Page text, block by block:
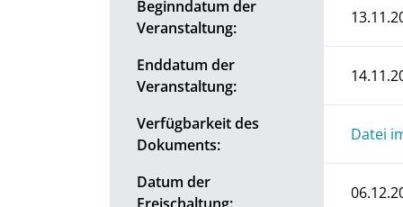
Beginndatum der
Veranstaltung:
Enddatum der
Veranstaltung:
Verfügbarkeit des
Dokuments:
Datei
Datum der